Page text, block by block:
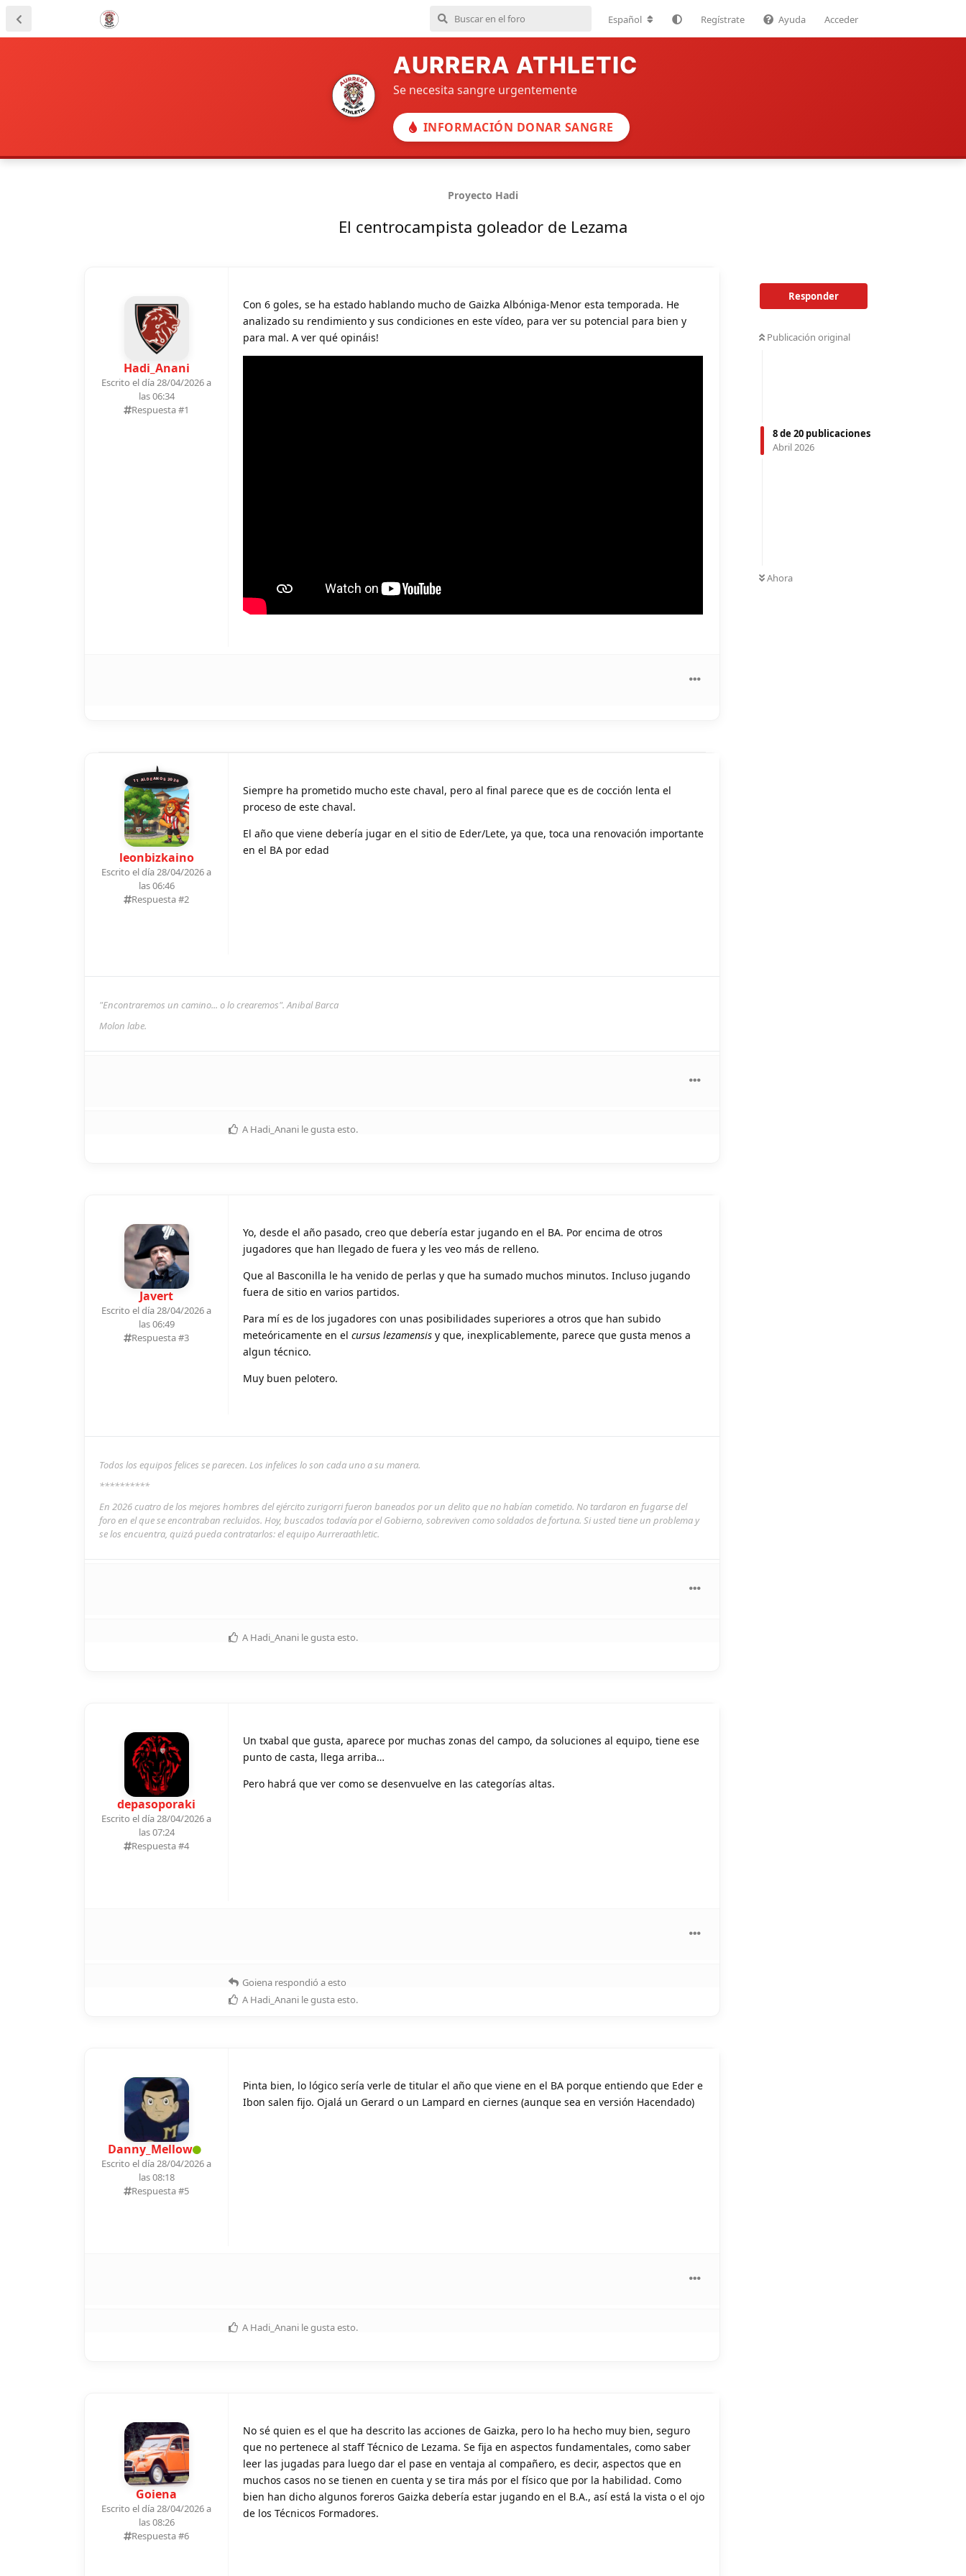
Español Regístrate Ayuda Acceder
AURRERA ATHLETIC
Se necesita sangre urgentemente
INFORMACIÓN DONAR SANGRE
Proyecto Hadi
El centrocampista goleador de Lezama
Responder
Publicación original
8de 20 publicaciones
Abril 2026
Ahora
Hadi_Anani
Escrito el día 28/04/2026 a
las 06:34
Respuesta #1
Con 6 goles, se ha estado hablando mucho de Gaizka Albóniga-Menor esta temporada. He
analizado su rendimiento y sus condiciones en este vídeo, para ver su potencial para bien y
para mal. A ver qué opináis!
11 ALDEANOS 2026
leonbizkaino
Escrito el día 28/04/2026 a
las 06:46
Respuesta #2
Siempre ha prometido mucho este chaval, pero al final parece que es de cocción lenta el
proceso de este chaval.
El año que viene debería jugar en el sitio de Eder/Lete, ya que, toca una renovación importante
en el BA por edad
"Encontraremos un camino... o lo crearemos". Anibal Barca
Molon labe.
A Hadi_Anani le gusta esto.
Javert
Escrito el día 28/04/2026 a
las 06:49
Respuesta #3
Yo, desde el año pasado, creo que debería estar jugando en el BA. Por encima de otros
jugadores que han llegado de fuera y les veo más de relleno.
Que al Basconilla le ha venido de perlas y que ha sumado muchos minutos. Incluso jugando
fuera de sitio en varios partidos.
Para mí es de los jugadores con unas posibilidades superiores a otros que han subido
meteóricamente en el cursus lezamensis y que, inexplicablemente, parece que gusta menos a
algun técnico.
Muy buen pelotero.
Todos los equipos felices se parecen. Los infelices lo son cada uno a su manera.
**********
En 2026 cuatro de los mejores hombres del ejército zurigorri fueron baneados por un delito que no habían cometido. No tardaron en fugarse del
foro en el que se encontraban recluidos. Hoy, buscados todavía por el Gobierno, sobreviven como soldados de fortuna. Si usted tiene un problema y
se los encuentra, quizá pueda contratarlos: el equipo Aurreraathletic.
A Hadi_Anani le gusta esto.
depasoporaki
Escrito el día 28/04/2026 a
las 07:24
Respuesta #4
Un txabal que gusta, aparece por muchas zonas del campo, da soluciones al equipo, tiene ese
punto de casta, llega arriba…
Pero habrá que ver como se desenvuelve en las categorías altas.
Goiena respondió a esto
A Hadi_Anani le gusta esto.
Danny_Mellow
Escrito el día 28/04/2026 a
las 08:18
Respuesta #5
Pinta bien, lo lógico sería verle de titular el año que viene en el BA porque entiendo que Eder e
Ibon salen fijo. Ojalá un Gerard o un Lampard en ciernes (aunque sea en versión Hacendado)
A Hadi_Anani le gusta esto.
Goiena
Escrito el día 28/04/2026 a
las 08:26
Respuesta #6
No sé quien es el que ha descrito las acciones de Gaizka, pero lo ha hecho muy bien, seguro
que no pertenece al staff Técnico de Lezama. Se fija en aspectos fundamentales, como saber
leer las jugadas para luego dar el pase en ventaja al compañero, es decir, aspectos que en
muchos casos no se tienen en cuenta y se tira más por el físico que por la habilidad. Como
bien han dicho algunos foreros Gaizka debería estar jugando en el B.A., así está la vista o el ojo
de los Técnicos Formadores.